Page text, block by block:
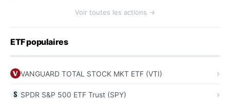
Voir toutes les actions →
ETF populaires
VANGUARD TOTAL STOCK MKT ETF (VTI)
SPDR S&P 500 ETF Trust (SPY)